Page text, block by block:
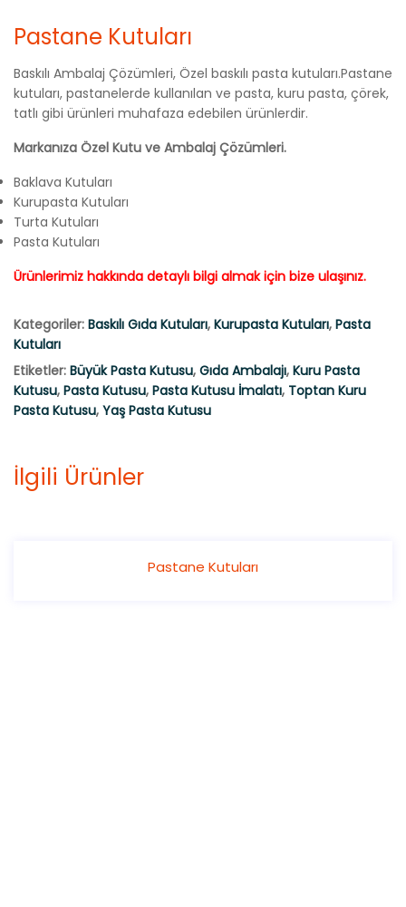
Pastane Kutuları
Baskılı Ambalaj Çözümleri, Özel baskılı pasta kutuları.Pastane
kutuları, pastanelerde kullanılan ve pasta, kuru pasta, çörek,
tatlı gibi ürünleri muhafaza edebilen ürünlerdir.
Markanıza Özel Kutu ve Ambalaj Çözümleri.
Baklava Kutuları
Kurupasta Kutuları
Turta Kutuları
Pasta Kutuları
Ürünlerimiz hakkında detaylı bilgi almak için bize ulaşınız.
Kategoriler: Baskılı Gıda Kutuları, Kurupasta Kutuları, Pasta
Kutuları
Etiketler: Büyük Pasta Kutusu, Gıda Ambalajı, Kuru Pasta
Kutusu, Pasta Kutusu, Pasta Kutusu İmalatı, Toptan Kuru
Pasta Kutusu, Yaş Pasta Kutusu
İlgili Ürünler
Pastane Kutuları